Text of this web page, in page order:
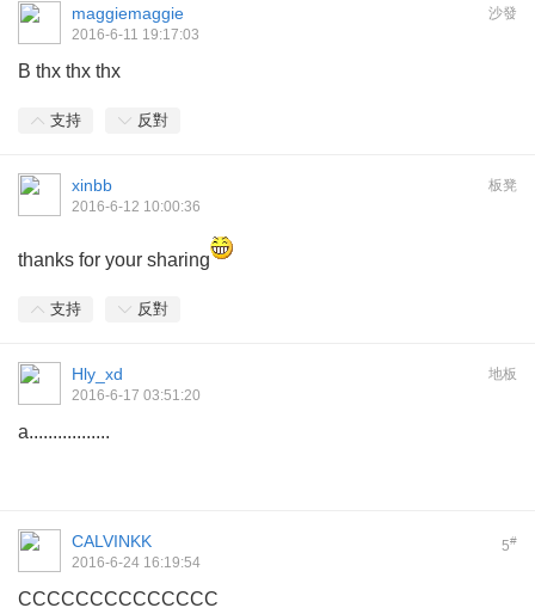
沙發
maggiemaggie
2016-6-11 19:17:03
B thx thx thx
支持 反對
板凳
xinbb
2016-6-12 10:00:36
thanks for your sharing
支持 反對
地板
Hly_xd
2016-6-17 03:51:20
a.................
5#
CALVINKK
2016-6-24 16:19:54
CCCCCCCCCCCCCC